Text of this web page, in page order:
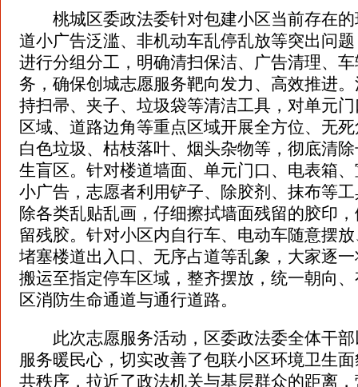
桃城区委政法委针对包建小区当前存在的
道小广告泛滥、非机动车乱停乱放等突出问
进行分组分工，明确清扫保洁、广告清理、
务，确保创城志愿服务靶向发力、高效推进
持扫帚、夹子、垃圾袋等清洁工具，对单元
区域、道路边角等重点区域开展全方位、无
白色垃圾、枯枝落叶、烟头杂物等，彻底清
生盲区。针对楼道墙面、单元门口、电表箱
小广告，志愿者利用铲子、除胶剂、抹布等
除各类乱贴乱画，仔细擦拭墙面残留的胶印
留残胶。针对小区内自行车、电动车随意摆
堵塞楼道出入口、无序占道等乱象，大家逐
搬运至指定停车区域，整齐摆放，统一朝向
区消防生命通道与通行道路。
此次志愿服务活动，区委政法委全体干部
服务暖民心，切实改善了包联小区环境卫生
共秩序，拉近了政法机关与基层群众的距离